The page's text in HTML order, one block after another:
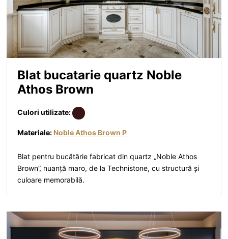
Blat bucatarie quartz Noble
Athos Brown
Culori utilizate:
Materiale: Noble Athos Brown P
Blat pentru bucătărie fabricat din quartz „Noble Athos
Brown”, nuanță maro, de la Technistone, cu structură și
culoare memorabilă.